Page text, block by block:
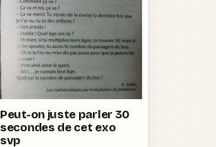
Peut-on juste parler 30
secondes de cet exo
svp